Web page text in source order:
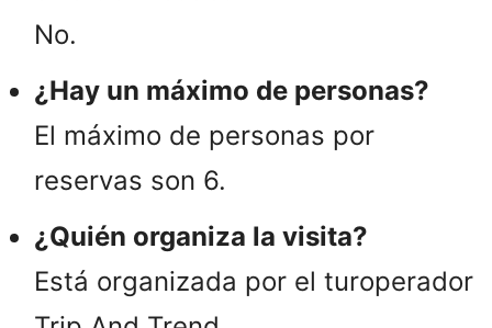
No.
¿Hay un máximo de personas?
El máximo de personas por
reservas son 6.
¿Quién organiza la visita?
Está organizada por el turoperador